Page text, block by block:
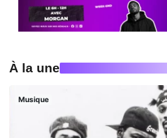
À la une
Musique